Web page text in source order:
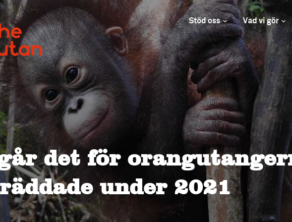
Stöd oss Vad vi gör
det för
under 2021